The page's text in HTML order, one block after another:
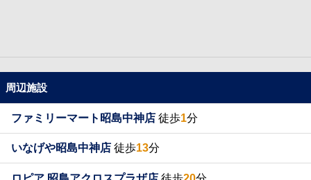
周辺施設
ファミリーマート昭島中神店 徒歩1分
いなげや昭島中神店 徒歩13分